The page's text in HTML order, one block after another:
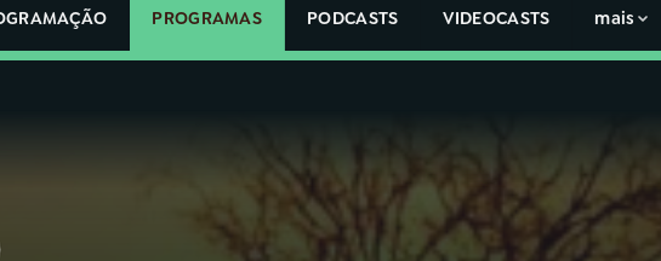
PROGRAMAS PODCASTS VIDEOCASTS mais